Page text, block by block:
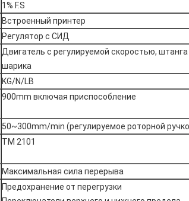
1% F.S
Встроенный принтер
Регулятор с СИД
Двигатель с регулируемой скоростью,
шарика
KG/N/LB
900mm включая приспособление
50~300mm/min (регулируемое роторной
TM 2101
Максимальная сила перерыва
Предохранение от перегрузки